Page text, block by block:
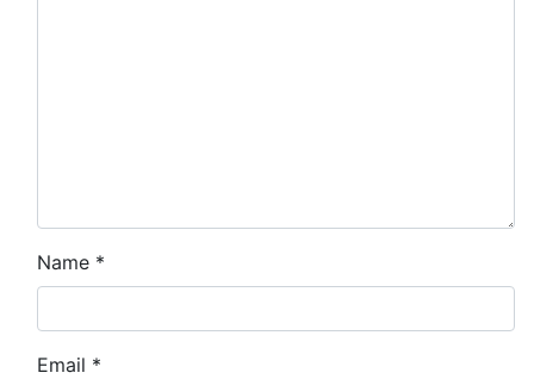
Name *
Email *